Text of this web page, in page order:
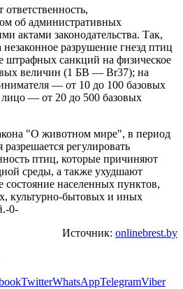
об административных
актами законодательства. Так,
разрушение гнезд птиц
штрафных санкций на физическое
величин (1 БВ — Br37); на
— от 10 до 100 базовых
— от 20 до 500 базовых
"О животном мире", в период
регулировать
птиц, которые причиняют
среды, а также ухудшают
состояние населенных пунктов,
культурно-бытовых и иных
0-
Источник: onlinebrest.by
TwitterWhatsAppTelegramViber